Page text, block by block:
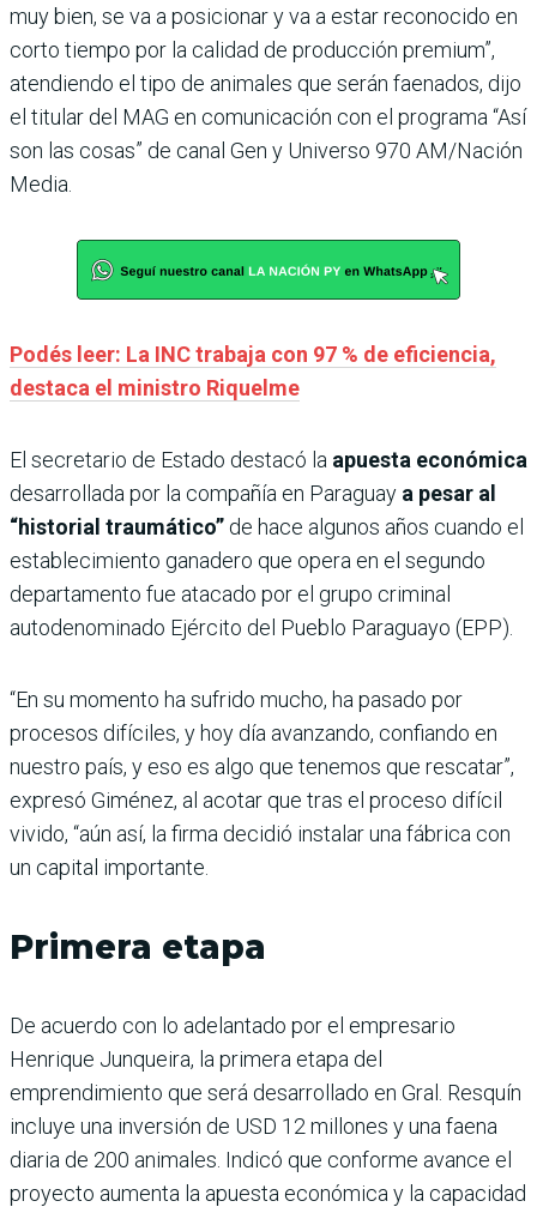
muy bien, se va a posicionar y va a estar reconocido en
corto tiempo por la calidad de producción premium”,
atendiendo el tipo de animales que serán faenados, dijo
el titular del MAG en comunicación con el programa “Así
son las cosas” de canal Gen y Universo 970 AM/Nación
Media.
Podés leer: La INC trabaja con 97 % de eficiencia,
destaca el ministro Riquelme
El secretario de Estado destacó la apuesta económica
desarrollada por la compañía en Paraguay a pesar al
“historial traumático” de hace algunos años cuando el
establecimiento ganadero que opera en el segundo
departamento fue atacado por el grupo criminal
autodenominado Ejército del Pueblo Paraguayo (EPP).
“En su momento ha sufrido mucho, ha pasado por
procesos difíciles, y hoy día avanzando, confiando en
nuestro país, y eso es algo que tenemos que rescatar”,
expresó Giménez, al acotar que tras el proceso difícil
vivido, “aún así, la firma decidió instalar una fábrica con
un capital importante.
Primera etapa
De acuerdo con lo adelantado por el empresario
Henrique Junqueira, la primera etapa del
emprendimiento que será desarrollado en Gral. Resquín
incluye una inversión de USD 12 millones y una faena
diaria de 200 animales. Indicó que conforme avance el
proyecto aumenta la apuesta económica y la capacidad